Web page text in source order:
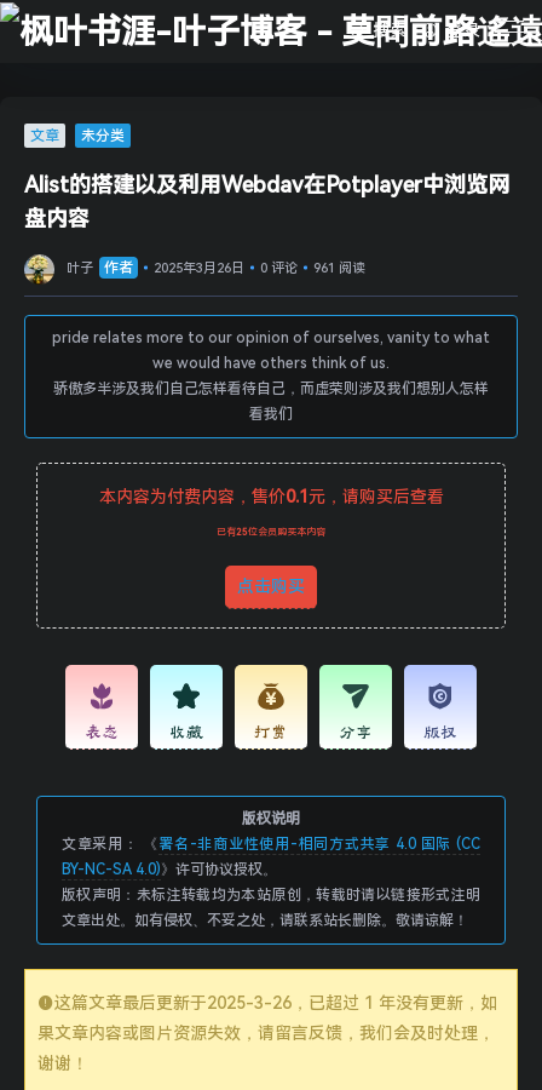
搜索 登录
文章 未分类
Alist的搭建以及利用Webdav在Potplayer中浏览网
盘内容
叶子 作者 2025年3月26日 0 评论
pride relates more to our opinion of ourselves, vanity to what
we would have others think of us.
骄傲多半涉及我们自己怎样看待自己，而虚荣则涉及我们想别人怎样
看我们
本内容为付费内容，售价0.1 元，请购买后查看
已有25位会员购买本内容
点击购买
表态 收藏 打赏 分享 版权
版权说明
文章采用： 《 署名-非商业性使用-相同方式共享 4.0 国际 (CC
BY-NC-SA 4.0)》许可协议授权。
版权声明：未标注转载均为本站原创，转载时请以链接形式注明
文章出处。如有侵权、不妥之处，请联系站长删除。敬请谅解！
这篇文章最后更新于2025-3-26 ，已超过 1 年没有更新，如
果文章内容或图片资源失效，请留言反馈，我们会及时处理，
谢谢！